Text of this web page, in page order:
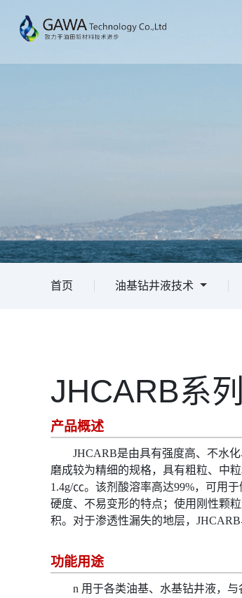
首页 油基钻井液技术
JHCARB系
产品概述
JHCARB是由具有强度高、不水
磨成较为精细的规格，具有粗粒、中
1.4g/㏄。该剂酸溶率高达99%，可用
硬度、不易变形的特点；使用刚性颗
积。对于渗透性漏失的地层， JHCARB
功能用途
n 用于各类油基、水基钻井液，与